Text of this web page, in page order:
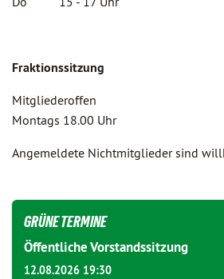
Fraktionssitzung
Mitgliederoffen
Montags 18.00 Uhr
Angemeldete Nichtmitglieder sind
GRÜNE TERMINE
Öffentliche Vorstandssitzung
12.08.2026 19:30